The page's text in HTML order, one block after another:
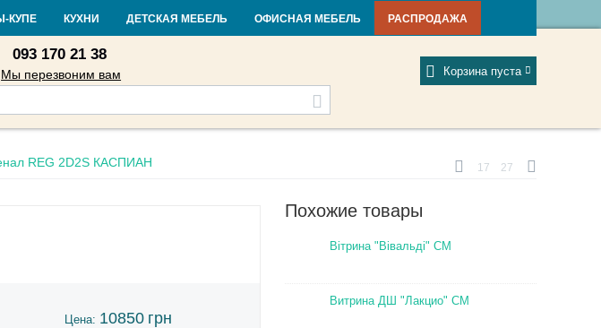
Мой профиль
и возврат Кредит Статьи и новости Фабрики Отзывы
093 170 21 38
Мы перезвоним вам Корзина пуста
КУПЕ КУХНИ ДЕТСКАЯ МЕБЕЛЬ ОФИСНАЯ МЕБЕЛЬ РАСПРОДАЖА
REG 2D2S КАСПИАН 17 27
Цена: 10850 грн
Похожие товары
Вітрина "Вівальді" СМ
Витрина ДШ "Лакцио" СМ